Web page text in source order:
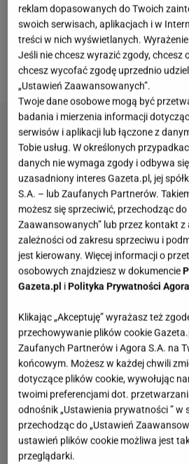
że wielu fanów ma już swoich
odcinek zwyciężyłaPola
skradła serca jury. Co na to
chusteczki i ocierają łzy.
reklam dopasowanych do Twoich
swoich serwisach, aplikacjach i w
treści w nich wyświetlanych.
Jeśli nie chcesz wyrazić zgody, chcesz
chcesz wycofać zgodę uprzednio
„Ustawień Zaawansowanych”.
Twoje dane osobowe mogą być
badania i mierzenia informacji
serwisów i aplikacji lub łączone z
Tobie usług. W określonych
danych nie wymaga zgody i odbywa
uzasadniony interes Gazeta.pl, jej
S.A. – lub Zaufanych Partnerów.
możesz się sprzeciwić, przechodząc do
Zaawansowanych” lub przez kontakt
zależności od zakresu sprzeciwu i
jest kierowany. Więcej informacji o
osobowych znajdziesz w dokumencie
Gazeta.pl iPolityka Prywatności
Klikając „Akceptuję” wyrażasz też
przechowywanie plików cookie
Zaufanych Partnerów i Agora S.A. na
końcowym. Możesz w każdej chwili
dotyczące plików cookie, wywołując
twoimi preferencjami dot.
odnośnik „Ustawienia prywatności ” w
przechodząc do „Ustawień
ustawień plików cookie możliwa jest
przeglądarki.